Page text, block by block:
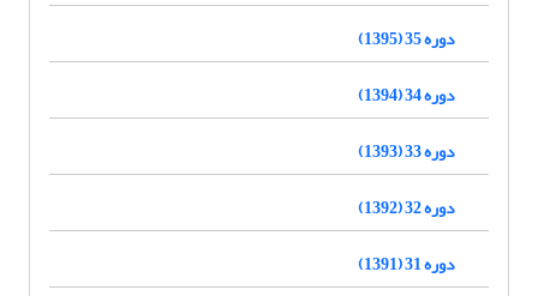
دوره 35 (1395)
دوره 34 (1394)
دوره 33 (1393)
دوره 32 (1392)
دوره 31 (1391)